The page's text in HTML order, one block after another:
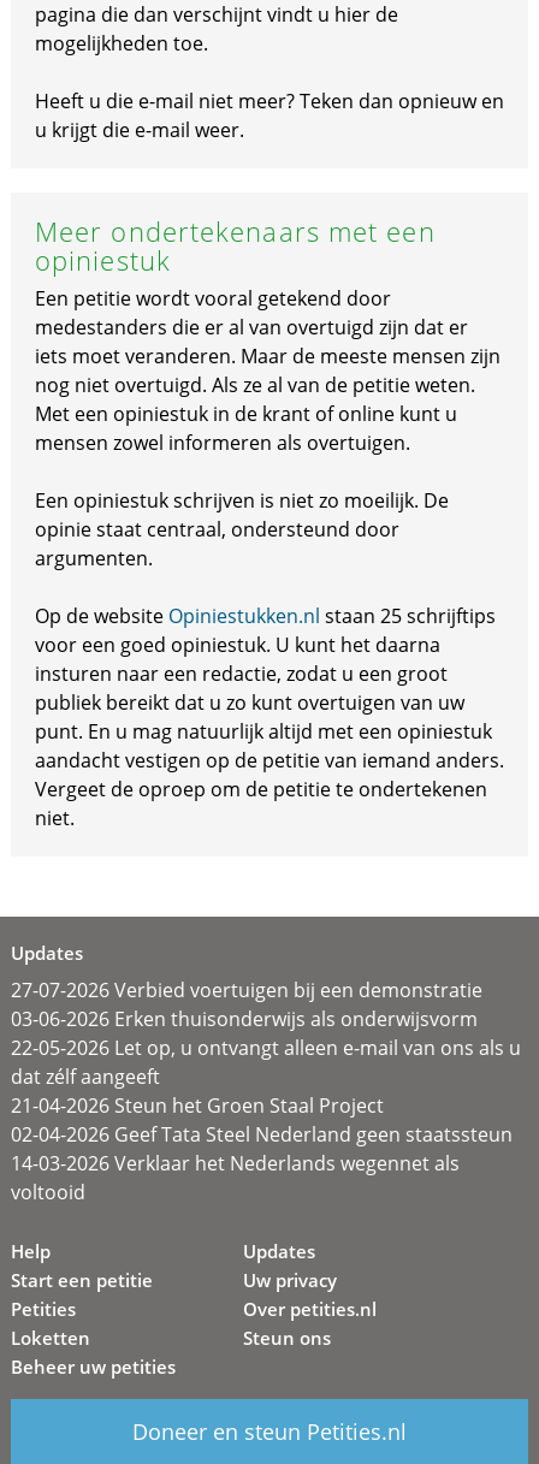
pagina die dan verschijnt vindt u hier de
mogelijkheden toe.
Heeft u die e-mail niet meer? Teken dan opnieuw en
u krijgt die e-mail weer.
Meer ondertekenaars met een
opiniestuk
Een petitie wordt vooral getekend door
medestanders die er al van overtuigd zijn dat er
iets moet veranderen. Maar de meeste mensen zijn
nog niet overtuigd. Als ze al van de petitie weten.
Met een opiniestuk in de krant of online kunt u
mensen zowel informeren als overtuigen.
Een opiniestuk schrijven is niet zo moeilijk. De
opinie staat centraal, ondersteund door
argumenten.
Op de website Opiniestukken.nl staan 25 schrijftips
voor een goed opiniestuk. U kunt het daarna
insturen naar een redactie, zodat u een groot
publiek bereikt dat u zo kunt overtuigen van uw
punt. En u mag natuurlijk altijd met een opiniestuk
aandacht vestigen op de petitie van iemand anders.
Vergeet de oproep om de petitie te ondertekenen
niet.
Updates
27-07-2026 Verbied voertuigen bij een demonstratie
03-06-2026 Erken thuisonderwijs als onderwijsvorm
22-05-2026 Let op, u ontvangt alleen e-mail van ons als u
dat zélf aangeeft
21-04-2026 Steun het Groen Staal Project
02-04-2026 Geef Tata Steel Nederland geen staatssteun
14-03-2026 Verklaar het Nederlands wegennet als
voltooid
Help
Start een petitie
Petities
Loketten
Beheer uw petities
Updates
Uw privacy
Over petities.nl
Steun ons
Doneer en steun Petities.nl